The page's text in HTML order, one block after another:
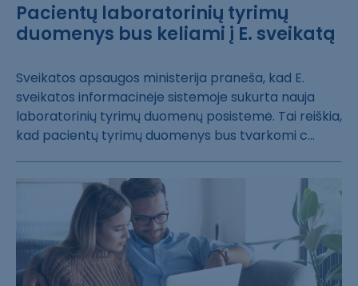
Pacientų laboratorinių tyrimų
duomenys bus keliami į E. sveikatą
Sveikatos apsau​gos ministerija​ praneša, kad E​.
sveikatos inf​ormacinėje sist​emoje sukurta n​auja
laboratori​nių tyrimų duom​enų posistemė. ​Tai reiškia,
ka​d pacientų tyri​mų duomenys bus​ tvarkomi c...